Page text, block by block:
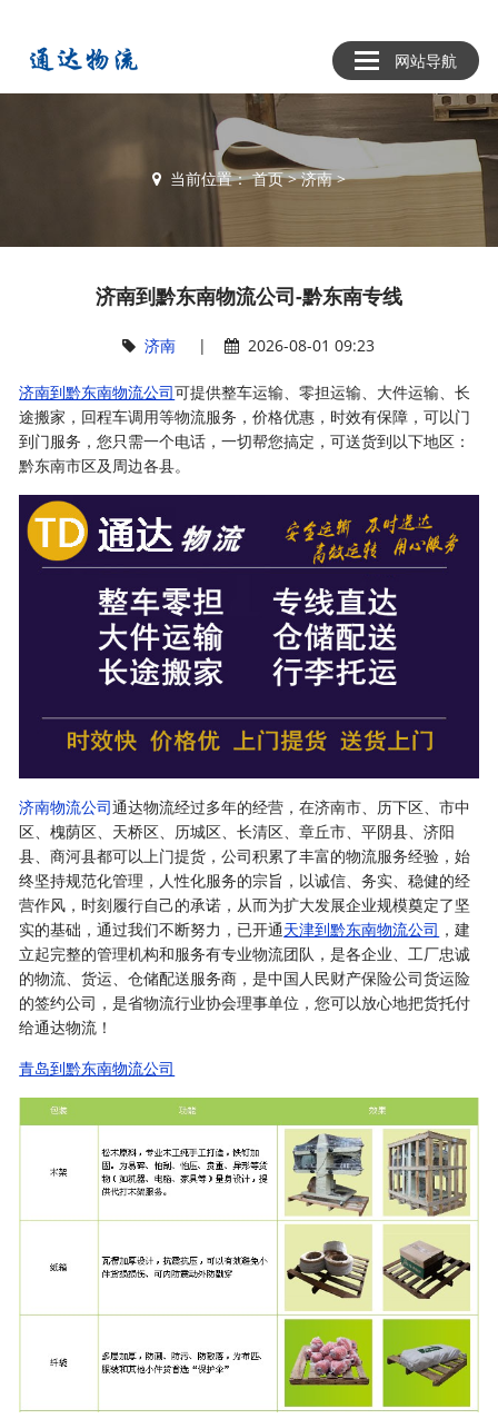
网站导航
当前位置：首页>济南>
济南到黔东南物流公司-黔东南专线
济南 | 2026-08-01 09:23
济南到黔东南物流公司可提供整车运输、零担运输、大件运输、长
途搬家，回程车调用等物流服务，价格优惠，时效有保障，可以门
到门服务，您只需一个电话，一切帮您搞定，可送货到以下地区：
黔东南市区及周边各县。
济南物流公司通达物流经过多年的经营，在济南市、历下区、市中
区、槐荫区、天桥区、历城区、长清区、章丘市、平阴县、济阳
县、商河县都可以上门提货，公司积累了丰富的物流服务经验，始
终坚持规范化管理，人性化服务的宗旨，以诚信、务实、稳健的经
营作风，时刻履行自己的承诺，从而为扩大发展企业规模奠定了坚
实的基础，通过我们不断努力，已开通天津到黔东南物流公司 ，建
立起完整的管理机构和服务有专业物流团队，是各企业、工厂忠诚
的物流、货运、仓储配送服务商，是中国人民财产保险公司货运险
的签约公司，是省物流行业协会理事单位，您可以放心地把货托付
给通达物流！
青岛到黔东南物流公司